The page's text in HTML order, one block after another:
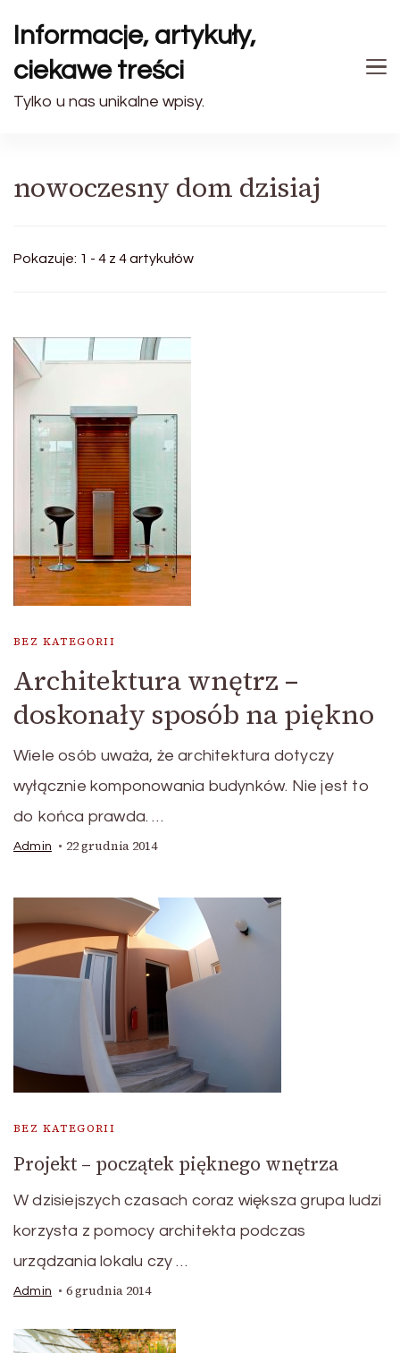
Informacje, artykuły,
ciekawe treści
Tylko u nas unikalne wpisy.
nowoczesny dom dzisiaj
Pokazuje: 1 - 4 z 4 artykułów
BEZ KATEGORII
Architektura wnętrz –
doskonały sposób na piękno
Wiele osób uważa, że architektura dotyczy
wyłącznie komponowania budynków. Nie jest to
do końca prawda. …
Admin 22 grudnia 2014
BEZ KATEGORII
Projekt – początek pięknego wnętrza
W dzisiejszych czasach coraz większa grupa ludzi
korzysta z pomocy architekta podczas
urządzania lokalu czy …
Admin 6 grudnia 2014